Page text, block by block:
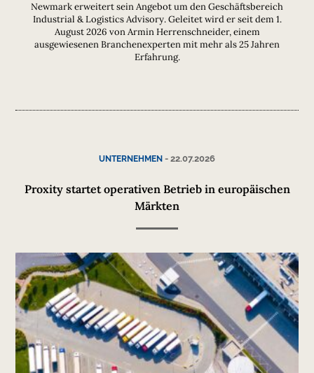
Newmark erweitert sein Angebot um den Geschäftsbereich
Industrial & Logistics Advisory. Geleitet wird er seit dem 1.
August 2026 von Armin Herrenschneider, einem
ausgewiesenen Branchenexperten mit mehr als 25 Jahren
Erfahrung.
UNTERNEHMEN - 22.07.2026
Proxity startet operativen Betrieb in europäischen
Märkten